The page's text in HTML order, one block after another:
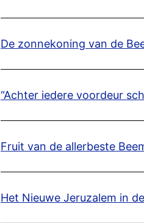
De zonnekoning van de
“Achter iedere voordeur
Fruit van de allerbeste
Het Nieuwe Jeruzalem in